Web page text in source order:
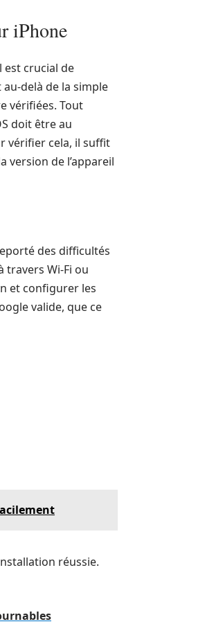
iPhone
est crucial de
delà de la simple
vérifiées. Tout
doit être au
vérifier cela, il suffit
version de l’appareil
des difficultés
travers Wi-Fi ou
et configurer les
valide, que ce
réussie.